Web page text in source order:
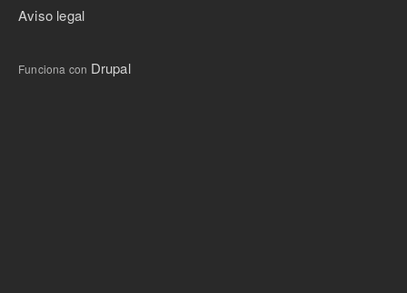
Aviso legal
Funciona con Drupal